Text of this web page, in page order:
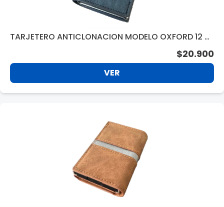
TARJETERO ANTICLONACION MODELO OXFORD 12 DI
$20.900
VER